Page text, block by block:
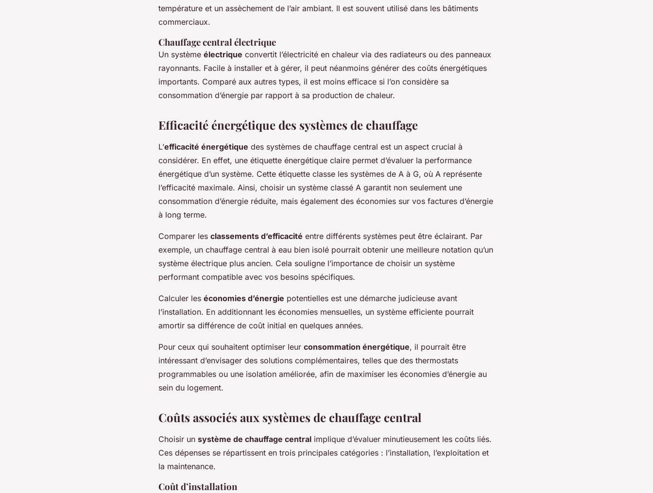
température et un assèchement de l’air ambiant. Il est souvent utilisé dans les bâtiments
commerciaux.
Chauffage central électrique
Un système électrique convertit l’électricité en chaleur via des radiateurs ou des panneaux
rayonnants. Facile à installer et à gérer, il peut néanmoins générer des coûts énergétiques
importants. Comparé aux autres types, il est moins efficace si l’on considère sa
consommation d’énergie par rapport à sa production de chaleur.
Efficacité énergétique des systèmes de chauffage
L’efficacité énergétique des systèmes de chauffage central est un aspect crucial à
considérer. En effet, une étiquette énergétique claire permet d’évaluer la performance
énergétique d’un système. Cette étiquette classe les systèmes de A à G, où A représente
l’efficacité maximale. Ainsi, choisir un système classé A garantit non seulement une
consommation d’énergie réduite, mais également des économies sur vos factures d’énergie
à long terme.
Comparer les classements d’efficacité entre différents systèmes peut être éclairant. Par
exemple, un chauffage central à eau bien isolé pourrait obtenir une meilleure notation qu’un
système électrique plus ancien. Cela souligne l’importance de choisir un système
performant compatible avec vos besoins spécifiques.
Calculer les économies d’énergie potentielles est une démarche judicieuse avant
l’installation. En additionnant les économies mensuelles, un système efficiente pourrait
amortir sa différence de coût initial en quelques années.
Pour ceux qui souhaitent optimiser leur consommation énergétique, il pourrait être
intéressant d’envisager des solutions complémentaires, telles que des thermostats
programmables ou une isolation améliorée, afin de maximiser les économies d’énergie au
sein du logement.
Coûts associés aux systèmes de chauffage central
Choisir un système de chauffage central implique d’évaluer minutieusement les coûts liés.
Ces dépenses se répartissent en trois principales catégories : l’installation, l’exploitation et
la maintenance.
Coût d’installation